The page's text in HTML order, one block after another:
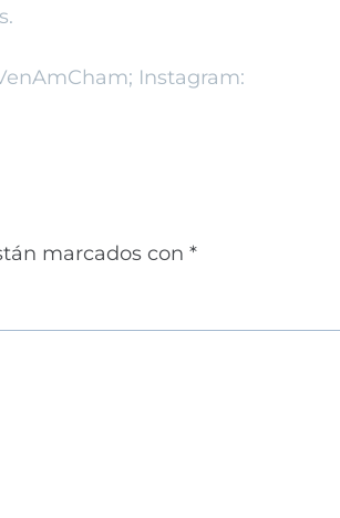
Instagram:
marcados con *